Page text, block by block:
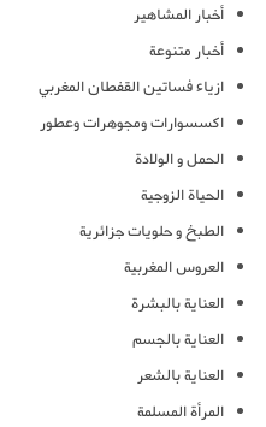
أخبار المشاهير
أخبار متنوعة
ازياء فساتين القفطان المغربي
اكسسوارات ومجوهرات وعطور
الحمل و الولادة
الحياة الزوجية
الطبخ و حلويات جزائرية
العروس المغربية
العناية بالبشرة
العناية بالجسم
العناية بالشعر
المرأة المسلمة